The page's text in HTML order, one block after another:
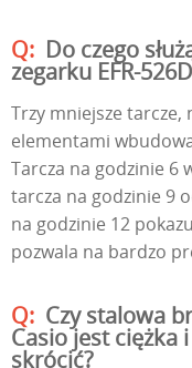
Do czego
zegarku EFR-
Trzy mniejsze tarcze,
elementami
Tarcza na godzinie 6
tarcza na godzinie 9
na godzinie 12
pozwala na bardzo
Czy stalowa
Casio jest ciężka
skrócić?